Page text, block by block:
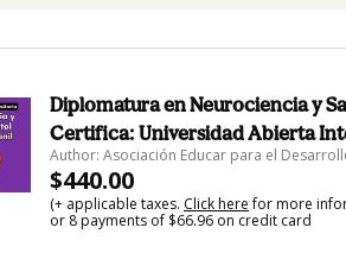
Diplomatura en Neurociencia y
Certifica: Universidad Abierta
Author: Asociación Educar para el
$440.00
(+ applicable taxes. Click herefor more
or 8 payments of $66.96 on credit card